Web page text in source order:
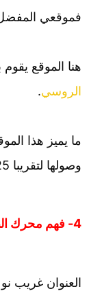
فموقعي المفضل
هنا الموقع يقوم
الروسي.
ما يميز هذا
وصولها لتقريبا 0.25 دولار.
العنوان غريب